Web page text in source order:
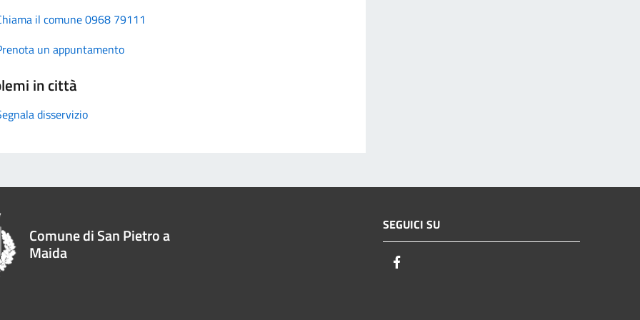
il comune 0968 79111
un appuntamento
in città
disservizio
Comune di San Pietro a
Maida
SEGUICI SU